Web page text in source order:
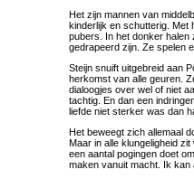
Het zijn mannen van
kinderlijk en schutterig. Met
pubers. In het donker halen
gedrapeerd zijn. Ze spelen
Steijn snuift uitgebreid aan
herkomst van alle geuren.
dialoogjes over wel of niet
tachtig. En dan een
liefde niet sterker was dan
Het beweegt zich allemaal
Maar in alle klungeligheid
een aantal pogingen doet
maken vanuit macht. Ik kan